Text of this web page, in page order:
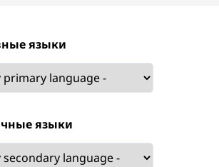
языки
языки